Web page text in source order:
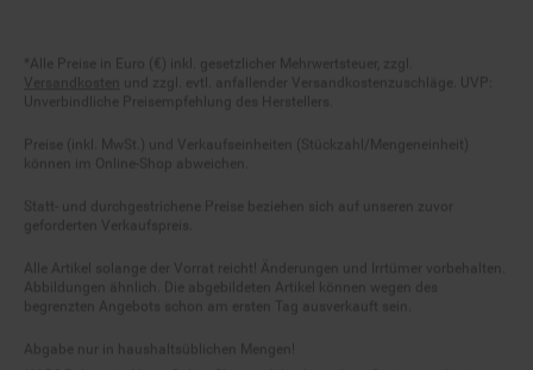
Fußnoten
Versandkosten
und zzgl. evtl. anfallender Versandkostenzuschläge. UVP:
Unverbindliche Preisempfehlung des Herstellers.
können im Online-Shop abweichen.
geforderten Verkaufspreis.
Abbildungen ähnlich. Die abgebildeten Artikel können wegen des
begrenzten Angebots schon am ersten Tag ausverkauft sein.